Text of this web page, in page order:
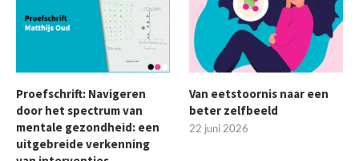
Proefschrift: Navigeren
door het spectrum van
mentale gezondheid: een
uitgebreide verkenning
Van eetstoornis naar een
beter zelfbeeld
22 juni 2026